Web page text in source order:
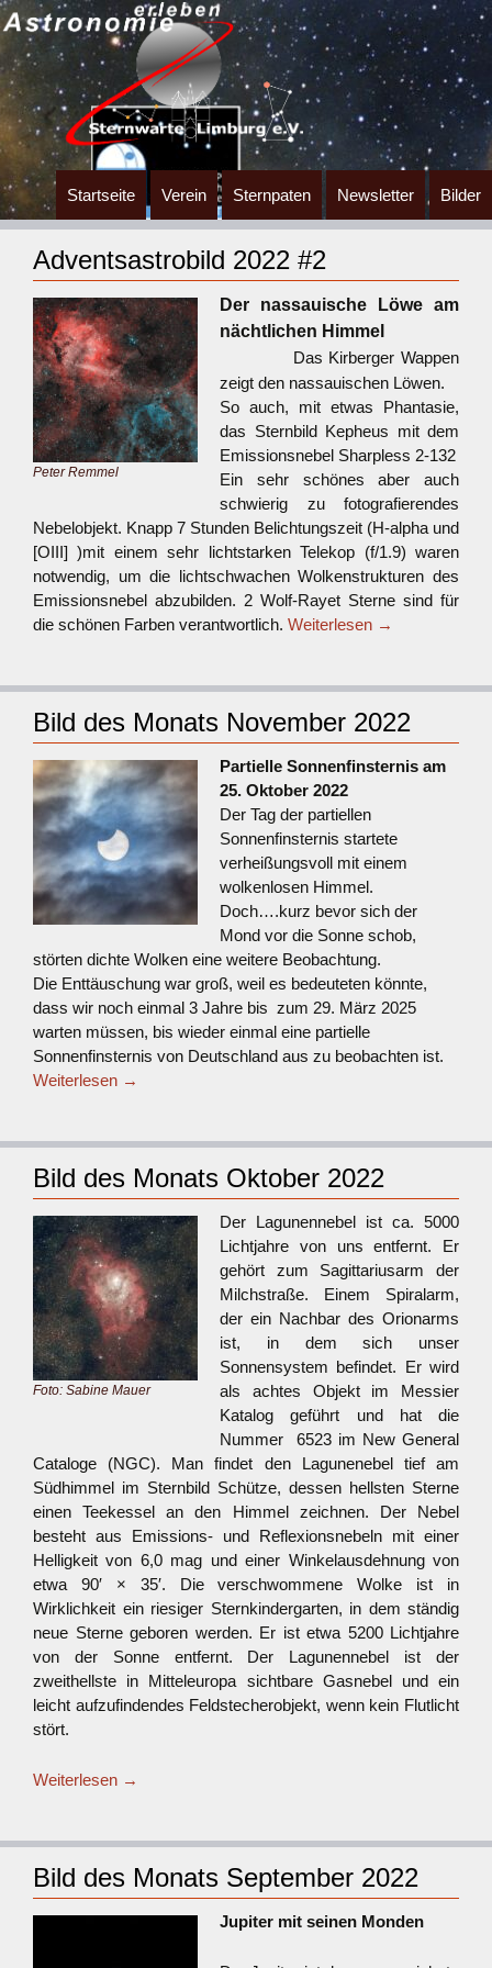
Zum
Inhalt
springen
Startseite Verein Sternpaten Newsletter Bilder
Adventsastrobild 2022 #2
Peter Remmel
Der nassauische Löwe am
nächtlichen Himmel
Das Kirberger Wappen
zeigt den nassauischen Löwen.
So auch, mit etwas Phantasie,
das Sternbild Kepheus mit dem
Emissionsnebel Sharpless 2-132
Ein sehr schönes aber auch
schwierig zu fotografierendes
Nebelobjekt. Knapp 7 Stunden Belichtungszeit (H-alpha und
[OIII] )mit einem sehr lichtstarken Telekop (f/1.9) waren
notwendig, um die lichtschwachen Wolkenstrukturen des
Emissionsnebel abzubilden. 2 Wolf-Rayet Sterne sind für
die schönen Farben verantwortlich. Weiterlesen →
Bild des Monats November 2022
Partielle Sonnenfinsternis am
25. Oktober 2022
Der Tag der partiellen
Sonnenfinsternis startete
verheißungsvoll mit einem
wolkenlosen Himmel.
Doch….kurz bevor sich der
Mond vor die Sonne schob,
störten dichte Wolken eine weitere Beobachtung.
Die Enttäuschung war groß, weil es bedeuteten könnte,
dass wir noch einmal 3 Jahre bis zum 29. März 2025
warten müssen, bis wieder einmal eine partielle
Sonnenfinsternis von Deutschland aus zu beobachten ist.
Weiterlesen →
Bild des Monats Oktober 2022
Foto: Sabine Mauer
Der Lagunennebel ist ca. 5000
Lichtjahre von uns entfernt. Er
gehört zum Sagittariusarm der
Milchstraße. Einem Spiralarm,
der ein Nachbar des Orionarms
ist, in dem sich unser
Sonnensystem befindet. Er wird
als achtes Objekt im Messier
Katalog geführt und hat die
Nummer 6523 im New General
Cataloge (NGC). Man findet den Lagunenebel tief am
Südhimmel im Sternbild Schütze, dessen hellsten Sterne
einen Teekessel an den Himmel zeichnen. Der Nebel
besteht aus Emissions- und Reflexionsnebeln mit einer
Helligkeit von 6,0 mag und einer Winkelausdehnung von
etwa 90′ × 35′. Die verschwommene Wolke ist in
Wirklichkeit ein riesiger Sternkindergarten, in dem ständig
neue Sterne geboren werden. Er ist etwa 5200 Lichtjahre
von der Sonne entfernt. Der Lagunennebel ist der
zweithellste in Mitteleuropa sichtbare Gasnebel und ein
leicht aufzufindendes Feldstecherobjekt, wenn kein Flutlicht
stört.
Weiterlesen →
Bild des Monats September 2022
Jupiter mit seinen Monden